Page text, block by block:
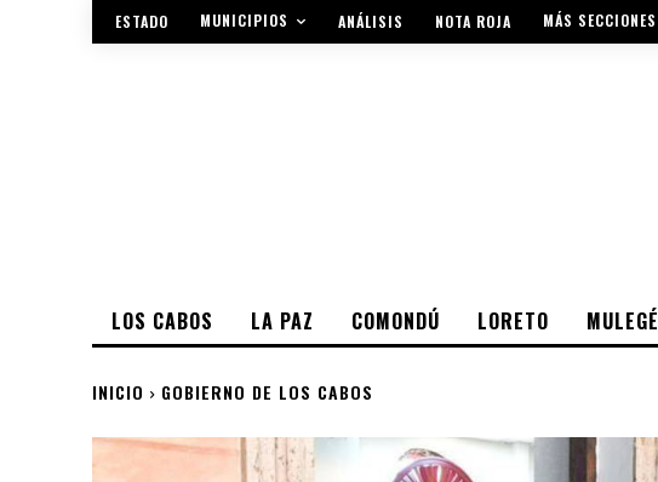
ESTADO MUNICIPIOS ANÁLISIS NOTA ROJA MÁS SECCIONES
LOS CABOS LA PAZ COMONDÚ LORETO MULEGÉ
INICIO GOBIERNO DE LOS CABOS